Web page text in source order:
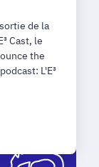
de la
Cast, le
the
L'E³